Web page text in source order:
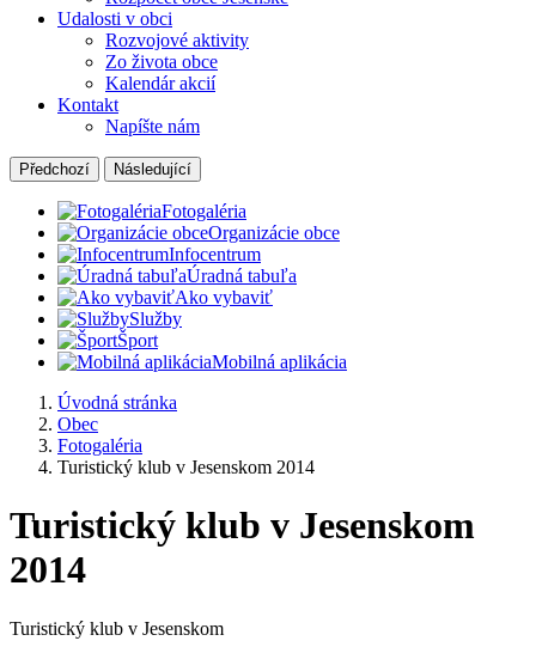
Udalosti v obci
Rozvojové aktivity
Zo života obce
Kalendár akcií
Kontakt
Napíšte nám
Předchozí Následující
Fotogaléria
Organizácie obce
Infocentrum
Úradná tabuľa
Ako vybaviť
Služby
Šport
Mobilná aplikácia
Úvodná stránka
Obec
Fotogaléria
Turistický klub v Jesenskom 2014
Turistický klub v Jesenskom
2014
Turistický klub v Jesenskom